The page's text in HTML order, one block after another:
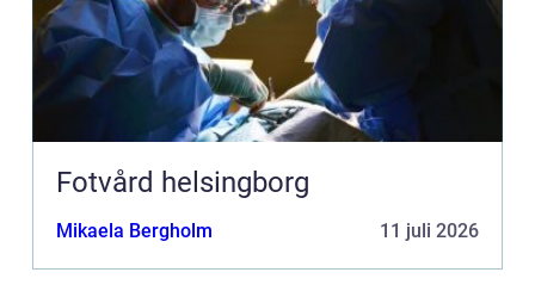
Fotvård helsingborg
Mikaela Bergholm 11 juli 2026